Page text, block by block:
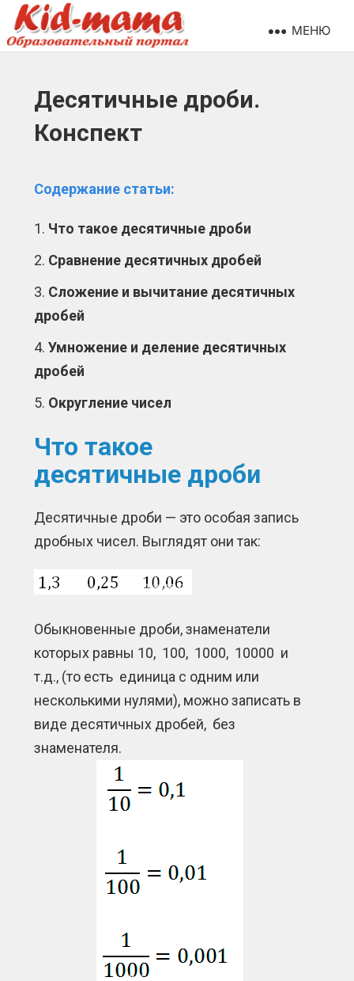
МЕНЮ
Десятичные дроби.
Конспект
Содержание статьи:
Что такое десятичные дроби
Сравнение десятичных дробей
Сложение и вычитание десятичных
дробей
Умножение и деление десятичных
дробей
Округление чисел
Что такое
десятичные дроби
Десятичные дроби — это особая запись
дробных чисел. Выглядят они так:
Обыкновенные дроби, знаменатели
которых равны 10, 100, 1000, 10000 и
т.д., (то есть единица с одним или
несколькими нулями), можно записать в
виде десятичных дробей, без
знаменателя.